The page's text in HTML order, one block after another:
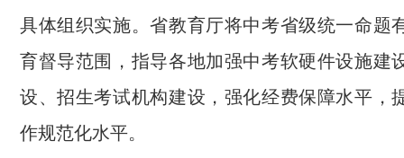
具体组织实施。省教育厅将中考省级统一命题
育督导范围，指导各地加强中考软硬件设施建
设、招生考试机构建设，强化经费保障水平，
作规范化水平。